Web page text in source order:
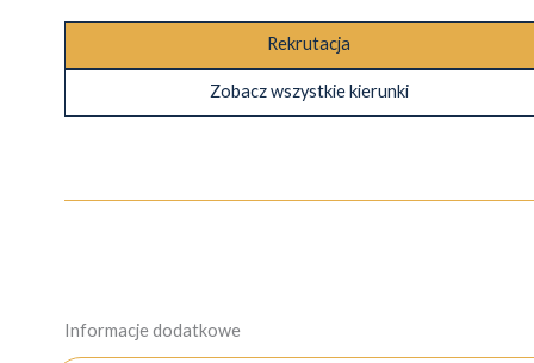
Rekrutacja
Zobacz wszystkie kierunki
Informacje dodatkowe